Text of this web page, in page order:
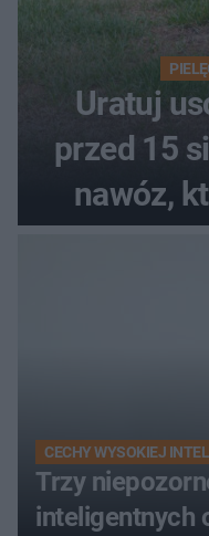
Uratuj
przed 15
nawóz,
CECHY WYSOKIEJ
Trzy
inteligentnych